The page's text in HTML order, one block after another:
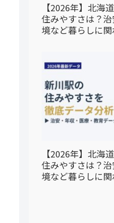
【2026年】北海
住みやすさは？
境など暮らしに
【2026年】北海
住みやすさは？
境など暮らしに